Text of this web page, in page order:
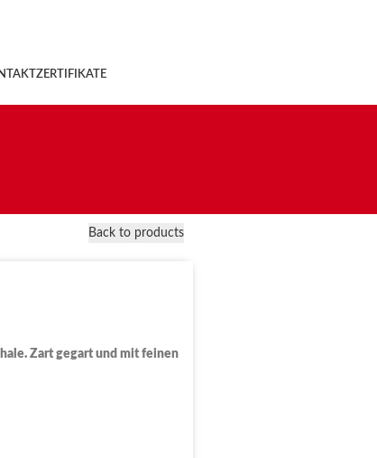
ZERTIFIKATE
Back to products
Zart gegart und mit feinen